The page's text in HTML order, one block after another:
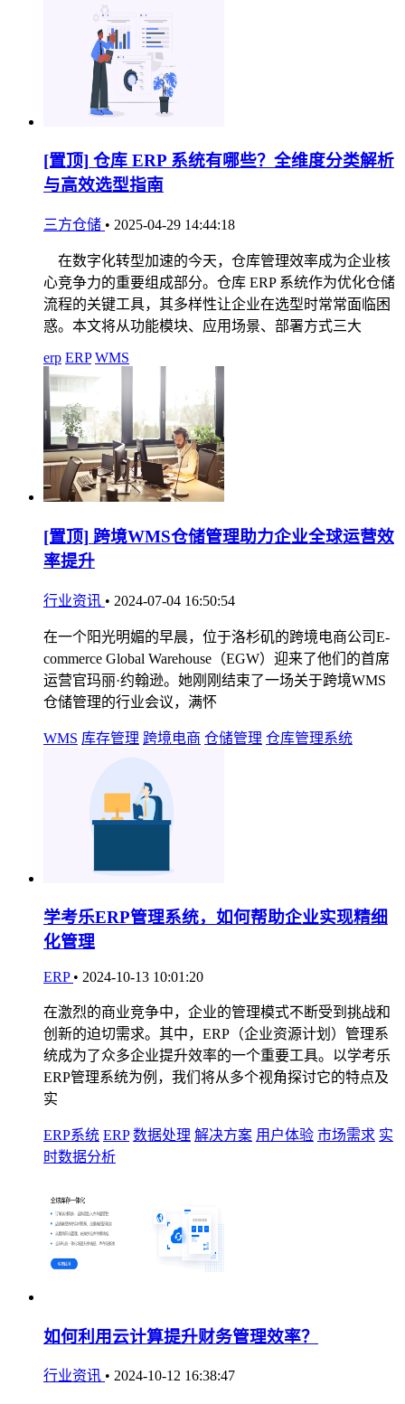
[置顶] 仓库 ERP 系统有哪些？全维度分类解析
与高效选型指南
三方仓储 • 2025-04-29 14:44:18
在数字化转型加速的今天，仓库管理效率成为企业核
心竞争力的重要组成部分。仓库 ERP 系统作为优化仓储
流程的关键工具，其多样性让企业在选型时常常面临困
惑。本文将从功能模块、应用场景、部署方式三大
erp ERP WMS
[置顶] 跨境WMS仓储管理助力企业全球运营效
率提升
行业资讯 • 2024-07-04 16:50:54
在一个阳光明媚的早晨，位于洛杉矶的跨境电商公司E-
commerce Global Warehouse（EGW）迎来了他们的首席
运营官玛丽·约翰逊。她刚刚结束了一场关于跨境WMS
仓储管理的行业会议，满怀
WMS 库存管理 跨境电商 仓储管理 仓库管理系统
学考乐ERP管理系统，如何帮助企业实现精细
化管理
ERP • 2024-10-13 10:01:20
在激烈的商业竞争中，企业的管理模式不断受到挑战和
创新的迫切需求。其中，ERP（企业资源计划）管理系
统成为了众多企业提升效率的一个重要工具。以学考乐
ERP管理系统为例，我们将从多个视角探讨它的特点及
实
ERP系统 ERP 数据处理 解决方案 用户体验 市场需求 实
时数据分析
如何利用云计算提升财务管理效率？
行业资讯 • 2024-10-12 16:38:47